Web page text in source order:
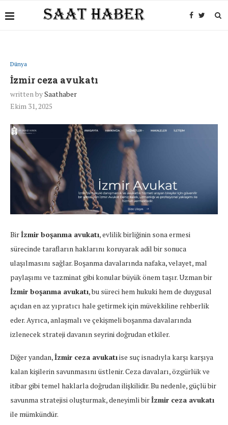
Dünya
İzmir ceza avukatı
written bySaathaber
Ekim 31, 2025
Hukukun
farklı
alanlarında
uzmanlaşmış
avukatlar,
bireylerin
yaşamındaki
önemli
süreçlerde
rehberlik
eder.
Özellikle
İzmir
Birİzmir boşanma avukatı, evlilik birliğinin sona ermesi
sürecinde tarafların haklarını koruyarak adil bir sonuca
ulaşılmasını sağlar. Boşanma davalarında nafaka, velayet, mal
paylaşımı ve tazminat gibi konular büyük önem taşır. Uzman bir
İzmir boşanma avukatı, bu süreci hem hukuki hem de duygusal
açıdan en az yıpratıcı hale getirmek için müvekkiline rehberlik
eder. Ayrıca, anlaşmalı ve çekişmeli boşanma davalarında
izlenecek strateji davanın seyrini doğrudan etkiler.
Diğer yandan,İzmir ceza avukatıise suç isnadıyla karşı karşıya
kalan kişilerin savunmasını üstlenir. Ceza davaları, özgürlük ve
itibar gibi temel haklarla doğrudan ilişkilidir. Bu nedenle, güçlü bir
savunma stratejisi oluşturmak, deneyimli birİzmir ceza avukatı
ile mümkündür.